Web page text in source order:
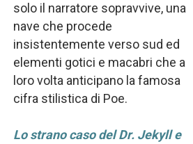
solo il narratore sopravvive, una
nave che procede
insistentemente verso sud ed
elementi gotici e macabri che a
loro volta anticipano la famosa
cifra stilistica di Poe.
Lo strano caso del Dr. Jekyll e